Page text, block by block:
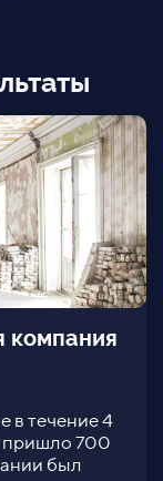
хостинг и
клиента
за 3